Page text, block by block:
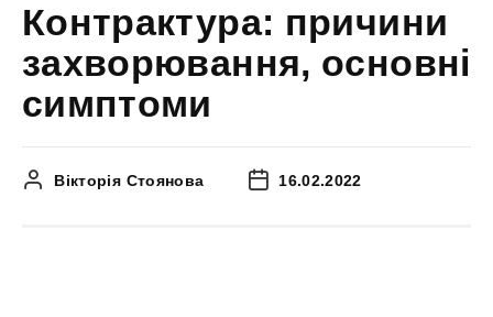
Контрактура: причини
захворювання, основні
симптоми
Вікторія Стоянова 16.02.2022